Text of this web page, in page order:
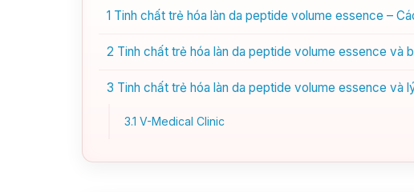
1 Tinh chất trẻ hóa làn da peptide volume essence –
2 Tinh chất trẻ hóa làn da peptide volume essence và
3 Tinh chất trẻ hóa làn da peptide volume essence và
3.1 V-Medical Clinic